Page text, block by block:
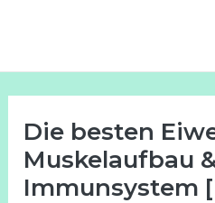
Die besten
Muskelaufbau
Immunsystem